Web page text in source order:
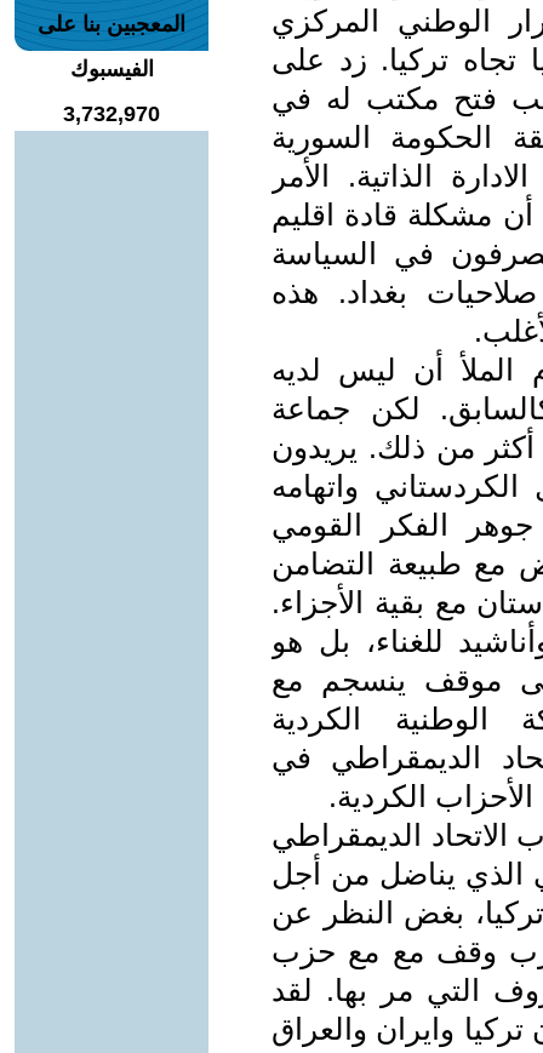
الوطني المركزي
تجاه تركيا. زد على
فتح مكتب له في
الحكومة السورية
الذاتية. الأمر
مشكلة قادة اقليم
في السياسة
بغداد. هذه
الملأ أن ليس لديه
لكن جماعة
من ذلك. يريدون
واتهامه
الفكر القومي
مع طبيعة التضامن
مع بقية الأجزاء.
للغناء، بل هو
موقف ينسجم مع
الوطنية الكردية
الديمقراطي في
الكردية.
الديمقراطي
الذي يناضل من أجل
بغض النظر عن
وقف مع مع حزب
التي مر بها. لقد
وايران والعراق
المعجبين بنا على
الفيسبوك
3,732,970